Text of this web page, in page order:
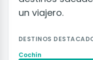
un viajero.
DESTINOS
Cochín